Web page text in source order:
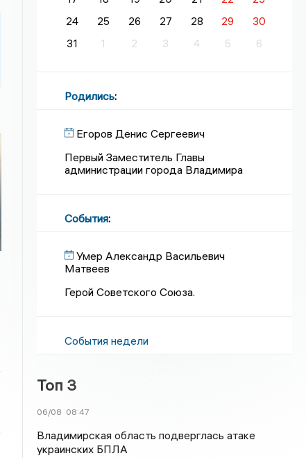
24
25 26 27 28 29
30
31
1 2 3 4 5 6
Родились:
Егоров Денис Сергеевич
Первый Заместитель Главы
администрации города Владимира
События:
Умер Александр Васильевич
Матвеев
Герой Советского Союза.
События недели
Топ 3
06/08 08:47
Владимирская область подверглась атаке
украинских БПЛА